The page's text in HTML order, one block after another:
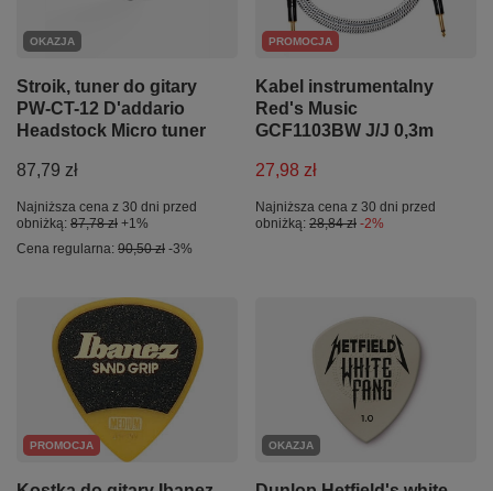
OKAZJA
Stroik, tuner do gitary
PW-CT-12 D'addario
Headstock Micro tuner
87,79 zł
Najniższa cena z 30 dni przed
obniżką: 87,78 zł +1%
Cena regularna: 90,50 zł -3%
PROMOCJA
Kabel instrumentalny
Red's Music
GCF1103BW J/J 0,3m
27,98 zł
Najniższa cena z 30 dni przed
obniżką: 28,84 zł -2%
PROMOCJA OKAZJA